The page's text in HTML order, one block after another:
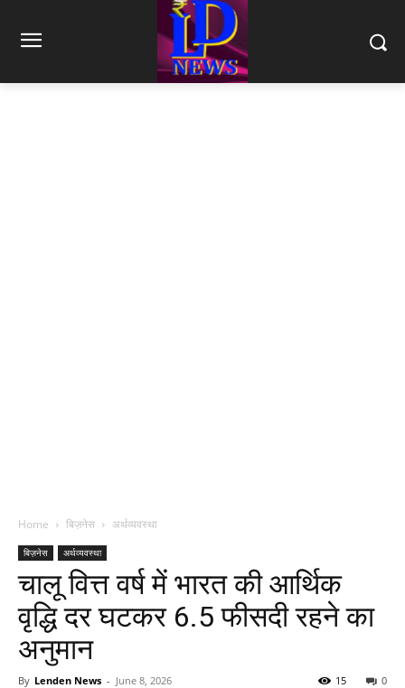
Home बिज़नेस अर्थव्यवस्था
बिज़नेस अर्थव्यवस्था
चालू वित्त वर्ष में भारत की आर्थिक
वृद्धि दर घटकर 6.5 फीसदी रहने का
अनुमान
By Lenden News - June 8, 2026 0
15